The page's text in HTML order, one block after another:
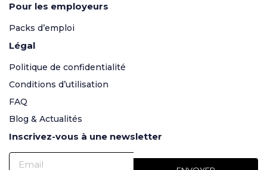
Pour les employeurs
Packs d’emploi
Légal
Politique de confidentialité
Conditions d’utilisation
FAQ
Blog & Actualités
Inscrivez-vous à une newsletter